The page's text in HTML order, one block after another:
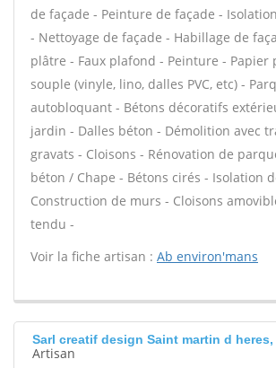
de façade - Peinture de façade -
- Nettoyage de façade - Habillage de
plâtre - Faux plafond - Peinture - Papier
souple (vinyle, lino, dalles PVC, etc) -
autobloquant - Bétons décoratifs
jardin - Dalles béton - Démolition avec
gravats - Cloisons - Rénovation de
béton / Chape - Bétons cirés - Isolation
Construction de murs - Cloisons
tendu -
Voir la fiche artisan : Ab environ'mans
Sarl creatif design Saint martin d heres,
Artisan